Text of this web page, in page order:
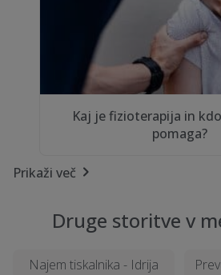
Kaj je fizioterapija in
pomaga?
Prikaži več
Druge storitve v
Najem tiskalnika - Idrija